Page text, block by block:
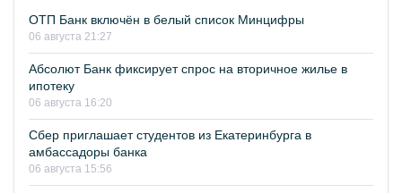
ОТП Банк включён в белый список Минцифры
06 августа 21:27
Абсолют Банк фиксирует спрос на вторичное жилье в
ипотеку
06 августа 16:20
Сбер приглашает студентов из Екатеринбурга в
амбассадоры банка
06 августа 15:56